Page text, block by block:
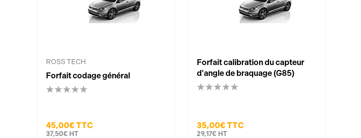
ROSS TECH
Forfait codage général
45,00€TTC
37,50€ HT
Forfait calibration du capteur
d'angle de braquage (G85)
35,00€TTC
29,17€ HT